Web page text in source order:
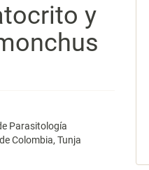
y
Parasitología
Colombia, Tunja